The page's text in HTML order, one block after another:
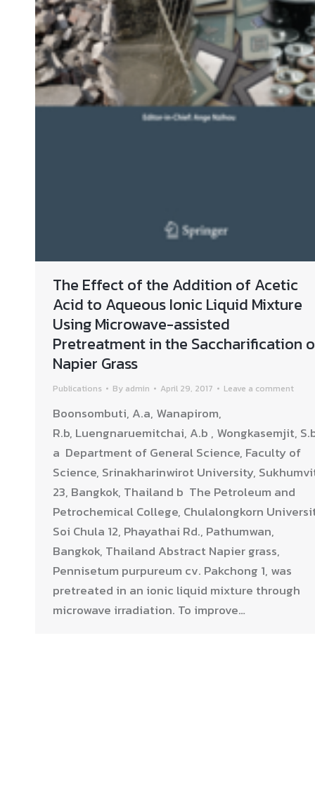
The Effect of the Addition of Acetic
Acid to Aqueous Ionic Liquid Mixture
Using Microwave-assisted
Pretreatment in the Saccharification
Napier Grass
Publications By admin April 29, 2017 Leave a comment
Boonsombuti, A.a, Wanapirom,
R.b, Luengnaruemitchai, A.b , Wongkasemjit,
a Department of General Science, Faculty of
Science, Srinakharinwirot University,
23, Bangkok, Thailand b The Petroleum and
Petrochemical College, Chulalongkorn
Soi Chula 12, Phayathai Rd., Pathumwan,
Bangkok, Thailand Abstract Napier grass,
Pennisetum purpureum cv. Pakchong 1, was
pretreated in an ionic liquid mixture through
microwave irradiation. To improve…